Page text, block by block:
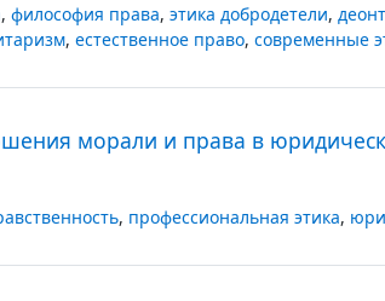
, философия права, этика добродетели,
, естественное право, современные
морали и права в
, профессиональная этика,